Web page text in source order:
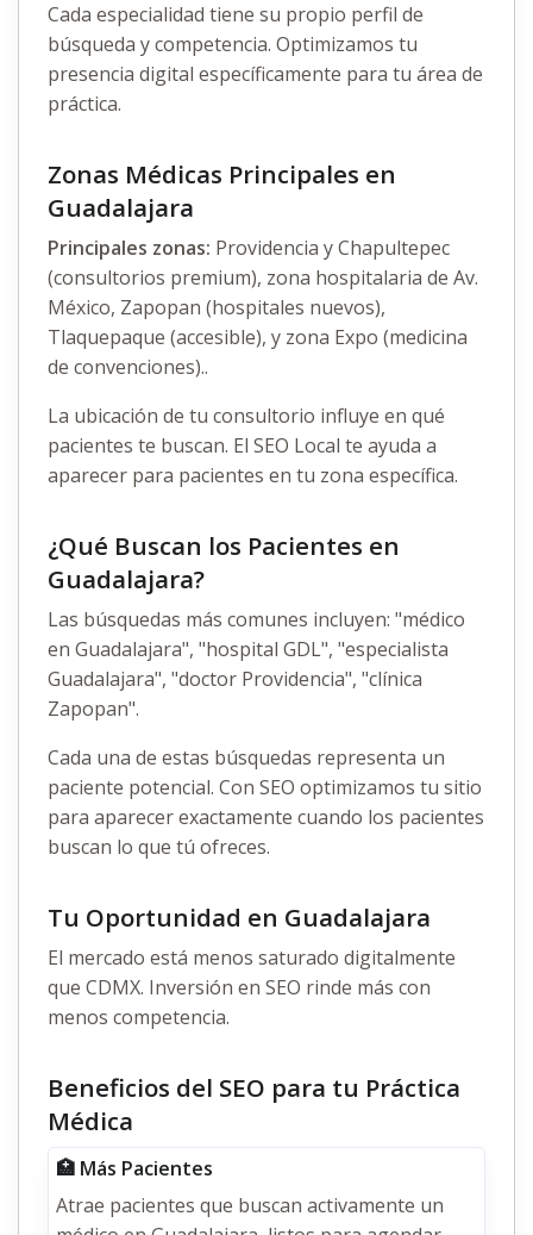
Cada especialidad tiene su propio perfil de
búsqueda y competencia. Optimizamos tu
presencia digital específicamente para tu área de
práctica.
Zonas Médicas Principales en
Guadalajara
Principales zonas: Providencia y Chapultepec
(consultorios premium), zona hospitalaria de Av.
México, Zapopan (hospitales nuevos),
Tlaquepaque (accesible), y zona Expo (medicina
de convenciones)..
La ubicación de tu consultorio influye en qué
pacientes te buscan. El SEO Local te ayuda a
aparecer para pacientes en tu zona específica.
¿Qué Buscan los Pacientes en
Guadalajara?
Las búsquedas más comunes incluyen: "médico
en Guadalajara", "hospital GDL", "especialista
Guadalajara", "doctor Providencia", "clínica
Zapopan".
Cada una de estas búsquedas representa un
paciente potencial. Con SEO optimizamos tu sitio
para aparecer exactamente cuando los pacientes
buscan lo que tú ofreces.
Tu Oportunidad en Guadalajara
El mercado está menos saturado digitalmente
que CDMX. Inversión en SEO rinde más con
menos competencia.
Beneficios del SEO para tu Práctica
Médica
🏥 Más Pacientes
Atrae pacientes que buscan activamente un